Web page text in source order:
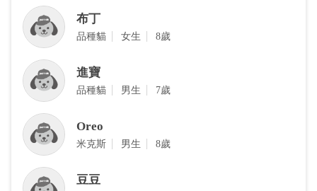
布丁
品種貓 女生 8歲
進寶
品種貓 男生 7歲
Oreo
米克斯 男生 8歲
豆豆